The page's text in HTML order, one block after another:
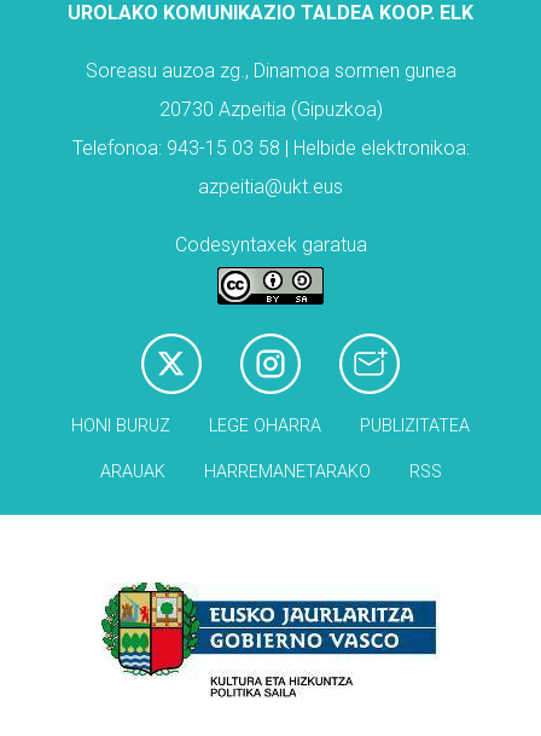
UROLAKO KOMUNIKAZIO TALDEA KOOP. ELK
Soreasu auzoa zg., Dinamoa sormen gunea
20730 Azpeitia (Gipuzkoa)
Telefonoa: 943-15 03 58 | Helbide elektronikoa:
azpeitia@ukt.eus
Codesyntaxek garatua
HONI BURUZ LEGE OHARRA PUBLIZITATEA
ARAUAK HARREMANETARAKO RSS